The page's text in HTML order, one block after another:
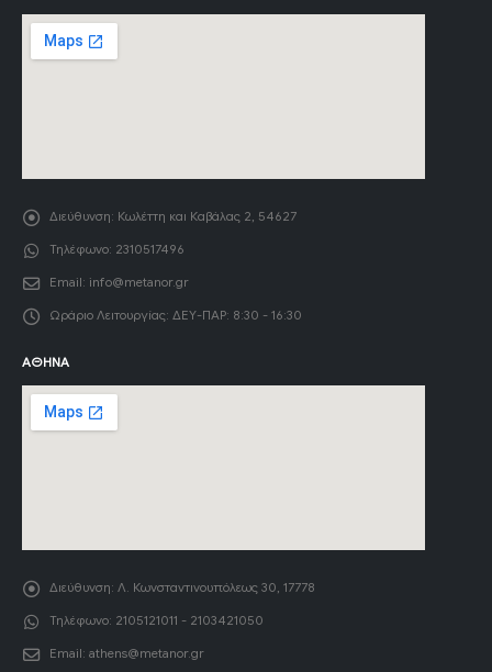
Διεύθυνση: Κωλέττη και Καβάλας 2, 54627
Τηλέφωνο: 2310517496
Email: info@metanor.gr
Ωράριο Λειτουργίας: ΔΕΥ-ΠΑΡ: 8:30 - 16:30
ΑΘΉΝΑ
Διεύθυνση: Λ. Κωνσταντινουπόλεως 30, 17778
Τηλέφωνο: 2105121011 - 2103421050
Email: athens@metanor.gr